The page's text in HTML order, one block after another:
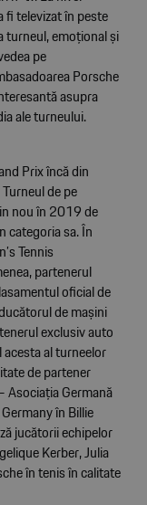
fi televizat în peste
turneul, emoțional și
pe
Porsche
asupra
ale turneului.
Prix încă din
de pe
nou în 2019 de
categoria sa. În
Tennis
partenerul
oficial de
de mașini
exclusiv auto
al turneelor
de partener
Asociația Germană
în Billie
jucătorii echipelor
Kerber, Julia
în tenis în calitate